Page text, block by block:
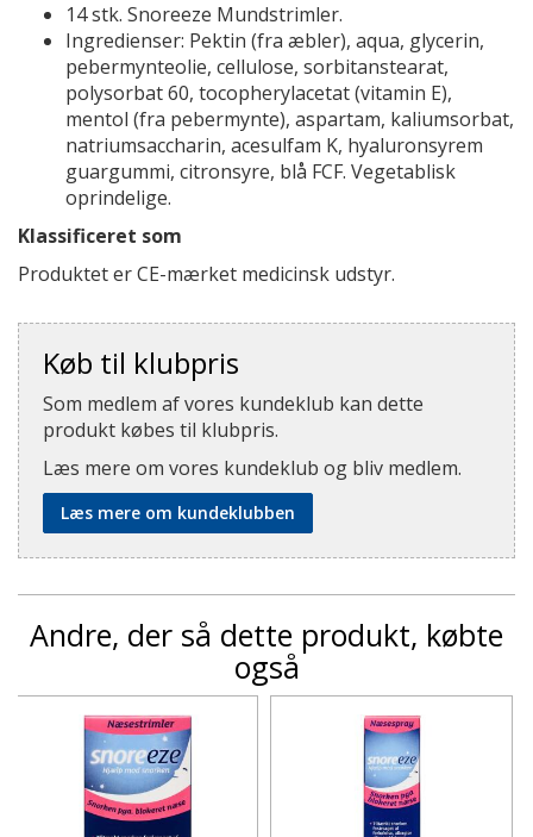
14 stk. Snoreeze Mundstrimler.
Ingredienser: Pektin (fra æbler), aqua, glycerin,
pebermynteolie, cellulose, sorbitanstearat,
polysorbat 60, tocopherylacetat (vitamin E),
mentol (fra pebermynte), aspartam, kaliumsorbat,
natriumsaccharin, acesulfam K, hyaluronsyrem
guargummi, citronsyre, blå FCF. Vegetablisk
oprindelige.
Klassificeret som
Produktet er CE-mærket medicinsk udstyr.
Køb til klubpris
Som medlem af vores kundeklub kan dette
produkt købes til klubpris.
Læs mere om vores kundeklub og bliv medlem.
Læs mere om kundeklubben
Andre, der så dette produkt, købte
også